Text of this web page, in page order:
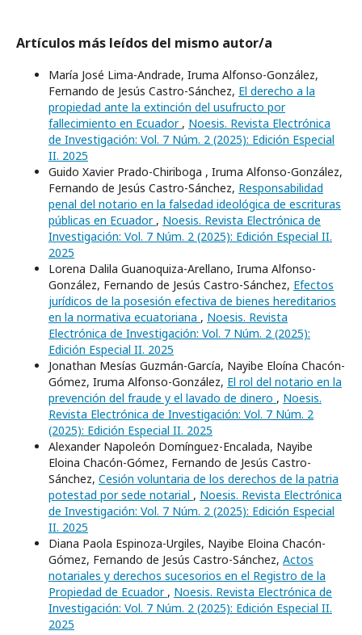
Artículos más leídos del mismo autor/a
María José Lima-Andrade, Iruma Alfonso-González,
Fernando de Jesús Castro-Sánchez, El derecho a la
propiedad ante la extinción del usufructo por
fallecimiento en Ecuador , Noesis. Revista Electrónica
de Investigación: Vol. 7 Núm. 2 (2025): Edición Especial
II. 2025
Guido Xavier Prado-Chiriboga , Iruma Alfonso-González,
Fernando de Jesús Castro-Sánchez, Responsabilidad
penal del notario en la falsedad ideológica de escrituras
públicas en Ecuador , Noesis. Revista Electrónica de
Investigación: Vol. 7 Núm. 2 (2025): Edición Especial II.
2025
Lorena Dalila Guanoquiza-Arellano, Iruma Alfonso-
González, Fernando de Jesús Castro-Sánchez, Efectos
jurídicos de la posesión efectiva de bienes hereditarios
en la normativa ecuatoriana , Noesis. Revista
Electrónica de Investigación: Vol. 7 Núm. 2 (2025):
Edición Especial II. 2025
Jonathan Mesías Guzmán-García, Nayibe Eloína Chacón-
Gómez, Iruma Alfonso-González, El rol del notario en la
prevención del fraude y el lavado de dinero , Noesis.
Revista Electrónica de Investigación: Vol. 7 Núm. 2
(2025): Edición Especial II. 2025
Alexander Napoleón Domínguez-Encalada, Nayibe
Eloina Chacón-Gómez, Fernando de Jesús Castro-
Sánchez, Cesión voluntaria de los derechos de la patria
potestad por sede notarial , Noesis. Revista Electrónica
de Investigación: Vol. 7 Núm. 2 (2025): Edición Especial
II. 2025
Diana Paola Espinoza-Urgiles, Nayibe Eloina Chacón-
Gómez, Fernando de Jesús Castro-Sánchez, Actos
notariales y derechos sucesorios en el Registro de la
Propiedad de Ecuador , Noesis. Revista Electrónica de
Investigación: Vol. 7 Núm. 2 (2025): Edición Especial II.
2025